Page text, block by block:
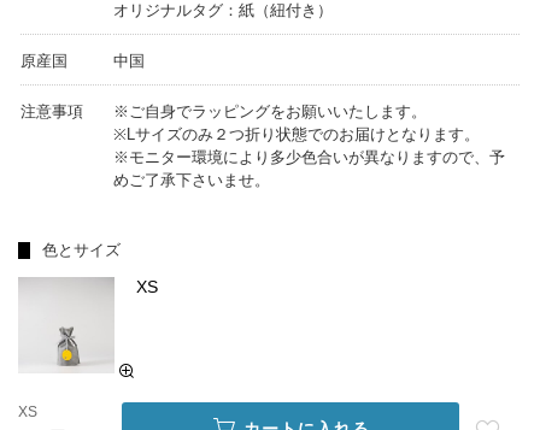
オリジナルタグ：紙（紐付き）
原産国 中国
注意事項
※ご自身でラッピングをお願いいたします。
※Lサイズのみ２つ折り状態でのお届けとなります。
※モニター環境により多少色合いが異なりますので、予
めご了承下さいませ。
色とサイズ
XS
XS